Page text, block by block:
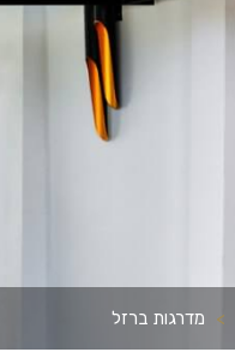
> מדרגות ברזל